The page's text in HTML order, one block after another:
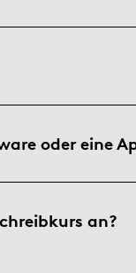
oder eine
an?